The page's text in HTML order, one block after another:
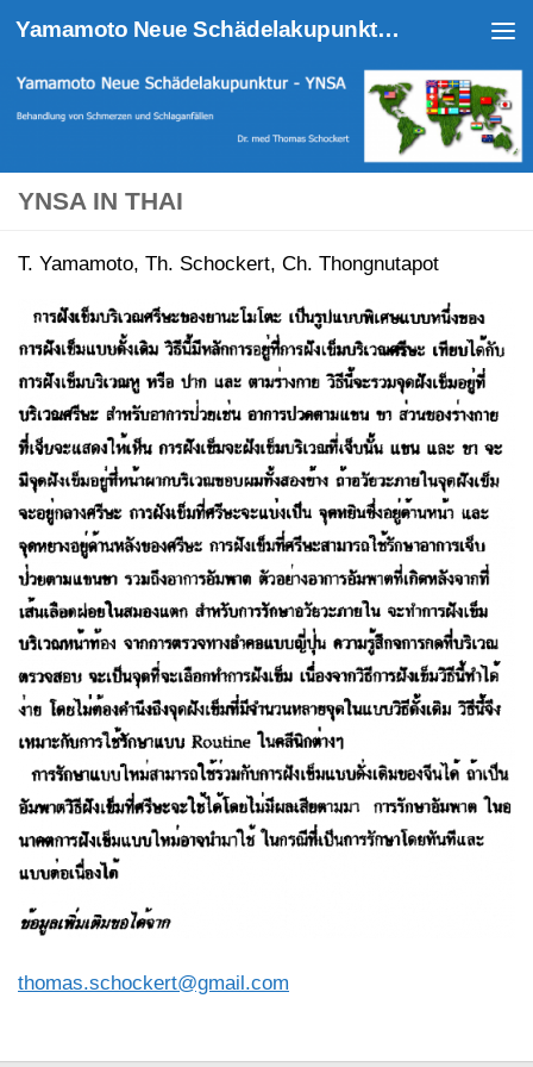
Unter dem Inhalt Yamamoto Neue Schädelakupunktur - YNSA
YNSA IN THAI
T. Yamamoto, Th. Schockert, Ch. Thongnutapot
thomas.schockert@gmail.com